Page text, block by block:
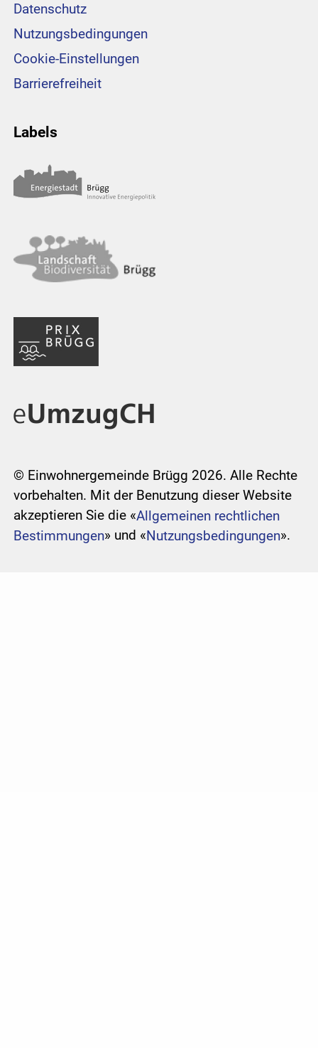
Datenschutz
Nutzungsbedingungen
Cookie-Einstellungen
Barrierefreiheit
Labels
© Einwohnergemeinde Brügg 2026. Alle Rechte
vorbehalten. Mit der Benutzung dieser Website
akzeptieren Sie die «Allgemeinen rechtlichen
Bestimmungen» und «Nutzungsbedingungen».